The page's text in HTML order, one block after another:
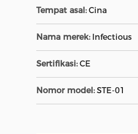
Tempat asal: Cina
Nama merek: Infectious
Sertifikasi: CE
Nomor model: STE-01